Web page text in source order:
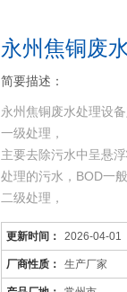
永州焦铜废
简要描述：
永州焦铜废水处理设备
一级处理，
主要去除污水中呈悬
处理的污水，BOD一
二级处理，
主要去除污水中呈胶
机污染物达到排放标准
三级处理，
进一步处理难降解的
更新时间： 2026-04-01
厂商性质： 生产厂家